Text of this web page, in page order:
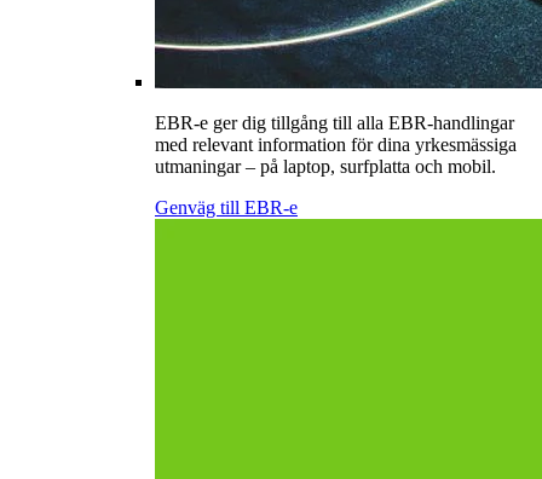
EBR-e ger dig tillgång till alla EBR-handlingar
med relevant information för dina yrkesmässiga
utmaningar – på laptop, surfplatta och mobil.
Genväg till EBR-e